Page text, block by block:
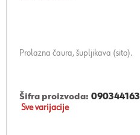
Prolazna čaura, šupljikava (sito).
Šifra proizvoda: 090344163
Sve varijacije